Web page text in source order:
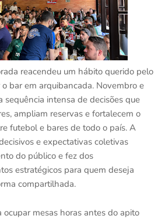
reacendeu um hábito querido pelo
bar em arquibancada. Novembro e
sequência intensa de decisões que
ampliam reservas e fortalecem o
futebol e bares de todo o país. A
e expectativas coletivas
do público e fez dos
estratégicos para quem deseja
compartilhada.
ocupar mesas horas antes do apito